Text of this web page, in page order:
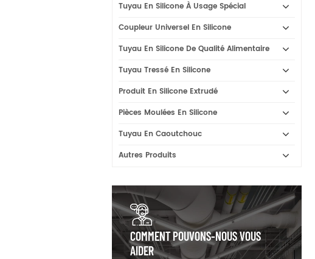
Tuyau En Silicone À Usage Spécial
Coupleur Universel En Silicone
Tuyau En Silicone De Qualité Alimentaire
Tuyau Tressé En Silicone
Produit En Silicone Extrudé
Pièces Moulées En Silicone
Tuyau En Caoutchouc
Autres Produits
COMMENT POUVONS-NOUS VOUS
AIDER